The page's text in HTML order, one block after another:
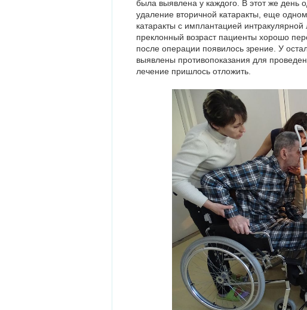
была выявлена у каждого. В этот же день
удаление вторичной катаракты, еще
катаракты с имплантацией
преклонный возраст пациенты хорошо
после операции появилось зрение. У
выявлены противопоказания для
лечение пришлось отложить.